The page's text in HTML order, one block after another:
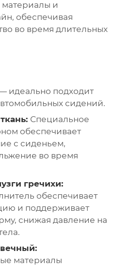
материалы и
обеспечивая
во время длительных
идеально подходит
сидений.
Специальное
обеспечивает
с сиденьем,
во время
гречихи:
обеспечивает
и поддерживает
снижая давление на
материалы